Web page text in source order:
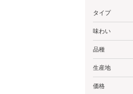
タイプ
味わい
品種
生産地
価格